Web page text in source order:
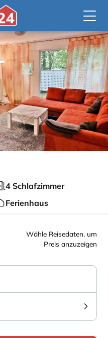
4 Schlafzimmer
Ferienhaus
Wähle Reisedaten, um
Preis anzuzeigen